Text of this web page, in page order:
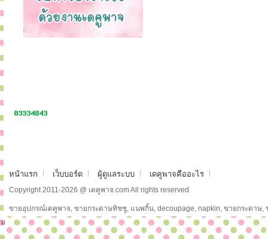
หน้าแรก เว็บบอร์ด ผู้ดูแลระบบ เดคูพาจคืออะไร
Copyright 2011-2026 @ เดคูพาจ.com All rights reserved
ขายอุปกรณ์เดคูพาจ, ขายกระดาษทิชชู, แนพกิ้น, decoupage, napkin, ขายกระดาษ
ม